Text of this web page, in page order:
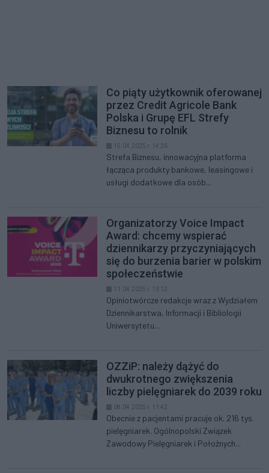
Co piąty użytkownik oferowanej
przez Credit Agricole Bank
Polska i Grupę EFL Strefy
Biznesu to rolnik
15.04.2025 r. 14:26
Strefa Biznesu, innowacyjna platforma
łącząca produkty bankowe, leasingowe i
usługi dodatkowe dla osób...
Organizatorzy Voice Impact
Award: chcemy wspierać
dziennikarzy przyczyniających
się do burzenia barier w polskim
społeczeństwie
11.04.2025 r. 13:12
Opiniotwórcze redakcje wraz z Wydziałem
Dziennikarstwa, Informacji i Bibliologii
Uniwersytetu...
OZZiP: należy dążyć do
dwukrotnego zwiększenia
liczby pielęgniarek do 2039 roku
08.04.2025 r. 11:42
Obecnie z pacjentami pracuje ok. 216 tys.
pielęgniarek. Ogólnopolski Związek
Zawodowy Pielęgniarek i Położnych...